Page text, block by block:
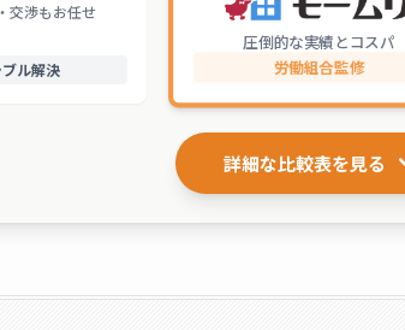
交渉もお任せ
ル解決
圧倒的な実績とコスパ
労働組合監修
詳細な比較表を見る